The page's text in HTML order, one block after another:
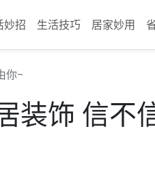
妙招 生活技巧 居家妙用
你~
装饰 信不